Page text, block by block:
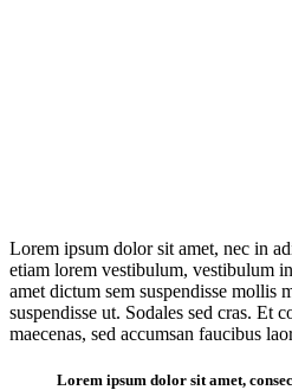
Lorem ipsum dolor sit amet, nec in
etiam lorem vestibulum, vestibulum
amet dictum sem suspendisse mollis
suspendisse ut. Sodales sed cras. Et
maecenas, sed accumsan faucibus
Lorem ipsum dolor sit amet,